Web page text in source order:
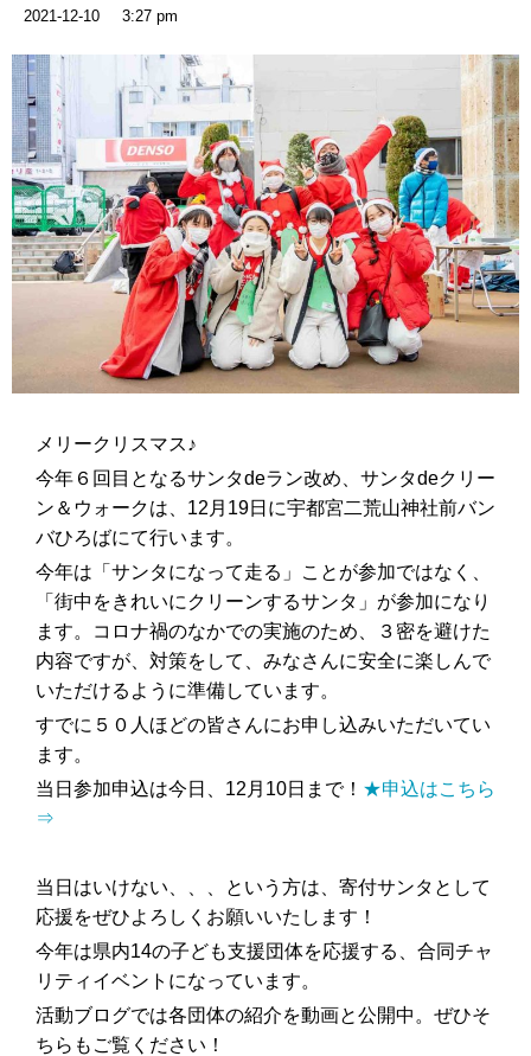
2021-12-10
3:27 pm
メリークリスマス♪
今年６回目となるサンタdeラン改め、サンタdeクリー
ン＆ウォークは、12月19日に宇都宮二荒山神社前バン
バひろばにて行います。
今年は「サンタになって走る」ことが参加ではなく、
「街中をきれいにクリーンするサンタ」が参加になり
ます。コロナ禍のなかでの実施のため、３密を避けた
内容ですが、対策をして、みなさんに安全に楽しんで
いただけるように準備しています。
すでに５０人ほどの皆さんにお申し込みいただいてい
ます。
当日参加申込は今日、12月10日まで！ ★申込はこちら
⇒
当日はいけない、、、という方は、寄付サンタとして
応援をぜひよろしくお願いいたします！
今年は県内14の子ども支援団体を応援する、合同チャ
リティイベントになっています。
活動ブログでは各団体の紹介を動画と公開中。ぜひそ
ちらもご覧ください！